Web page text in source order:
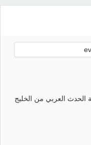
الحدث العربي من الخليج